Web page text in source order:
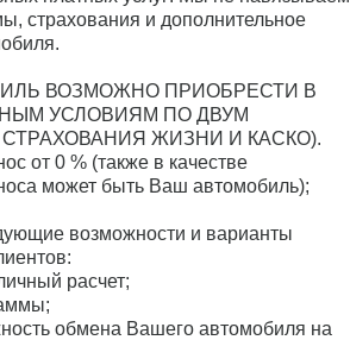
страхования и дополнительное
ВОЗМОЖНО ПРИОБРЕСТИ В
УСЛОВИЯМ ПО ДВУМ
ЖИЗНИ И КАСКО).
от 0 % (также в качестве
может быть Ваш автомобиль);
возможности и варианты
расчет;
обмена Вашего автомобиля на